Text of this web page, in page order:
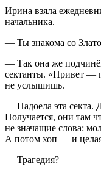
Ирина взяла
начальника.
— Ты знакома со
— Так она же
сектанты. «Привет —
не услышишь.
— Надоела эта секта.
Получается, они там
не значащие слова:
А потом хоп — и целая
— Трагедия?